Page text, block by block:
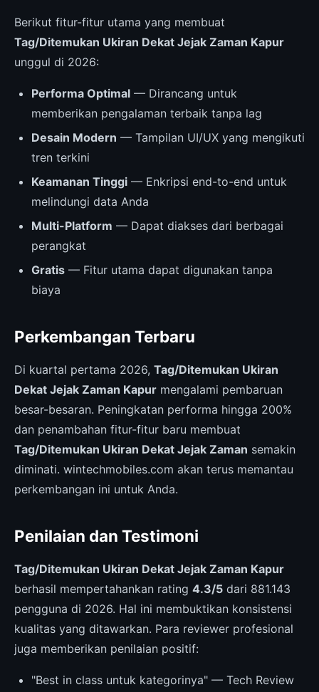
Berikut fitur-fitur utama yang membuat
Tag/Ditemukan Ukiran Dekat Jejak Zaman Kapur
unggul di 2026:
Performa Optimal — Dirancang untuk
memberikan pengalaman terbaik tanpa lag
Desain Modern — Tampilan UI/UX yang mengikuti
tren terkini
Keamanan Tinggi — Enkripsi end-to-end untuk
melindungi data Anda
Multi-Platform — Dapat diakses dari berbagai
perangkat
Gratis — Fitur utama dapat digunakan tanpa
biaya
Perkembangan Terbaru
Di kuartal pertama 2026, Tag/Ditemukan Ukiran
Dekat Jejak Zaman Kapur mengalami pembaruan
besar-besaran. Peningkatan performa hingga 200%
dan penambahan fitur-fitur baru membuat
Tag/Ditemukan Ukiran Dekat Jejak Zaman semakin
diminati. wintechmobiles.com akan terus memantau
perkembangan ini untuk Anda.
Penilaian dan Testimoni
Tag/Ditemukan Ukiran Dekat Jejak Zaman Kapur
berhasil mempertahankan rating 4.3/5 dari 881.143
pengguna di 2026. Hal ini membuktikan konsistensi
kualitas yang ditawarkan. Para reviewer profesional
juga memberikan penilaian positif:
"Best in class untuk kategorinya" — Tech Review